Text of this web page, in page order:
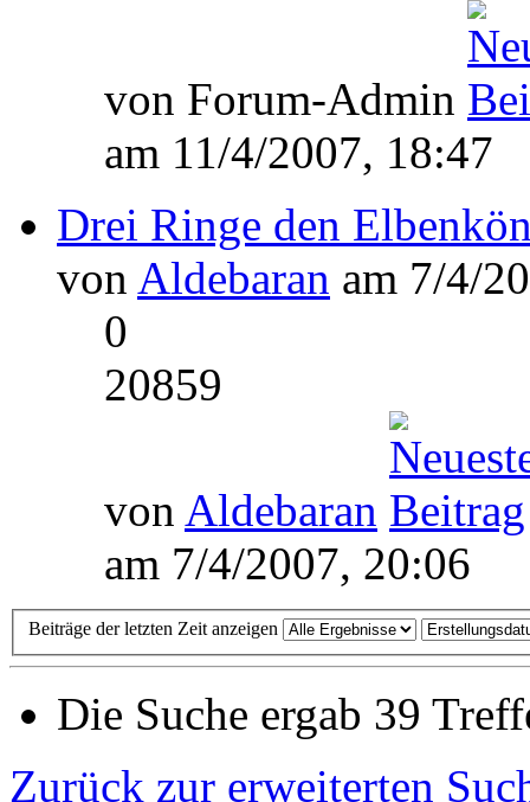
von Forum-Admin
am 11/4/2007, 18:47
Drei Ringe den
von Aldebaran am 7/4/
0
20859
von Aldebaran
am 7/4/2007, 20:06
Beiträge der letzten Zeit anzeigen
Die Suche ergab 39
Zurück zur erweiterten